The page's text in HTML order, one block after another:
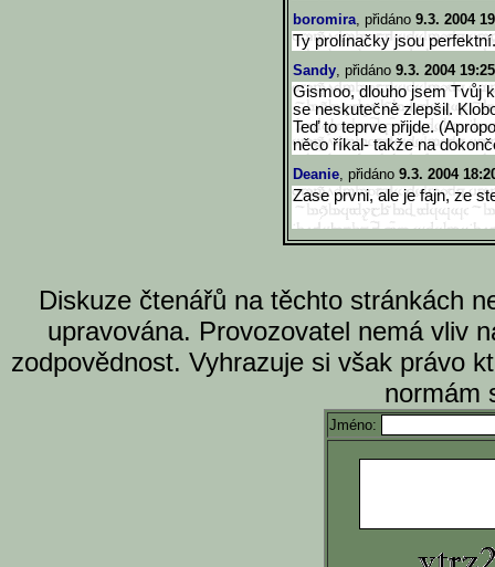
boromira, přidáno 9.3. 2004
Ty prolínačky jsou
Sandy, přidáno 9.3. 2004
Gismoo, dlouho jsem Tvůj
se neskutečně zlepšil.
Teď to teprve přijde.
něco říkal- takže na
Deanie, přidáno 9.3. 2004
Zase prvni, ale je fajn, ze
Diskuze čtenářů na těchto stránkách
upravována. Provozovatel nemá vliv
zodpovědnost. Vyhrazuje si však právo
normám
Jméno: